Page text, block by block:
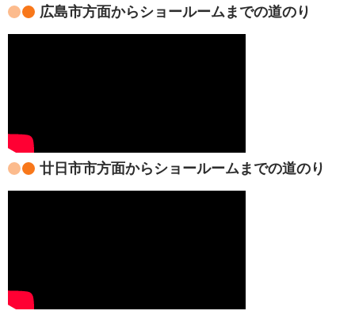
広島市方面からショールームまでの道のり
廿日市市方面からショールームまでの道のり